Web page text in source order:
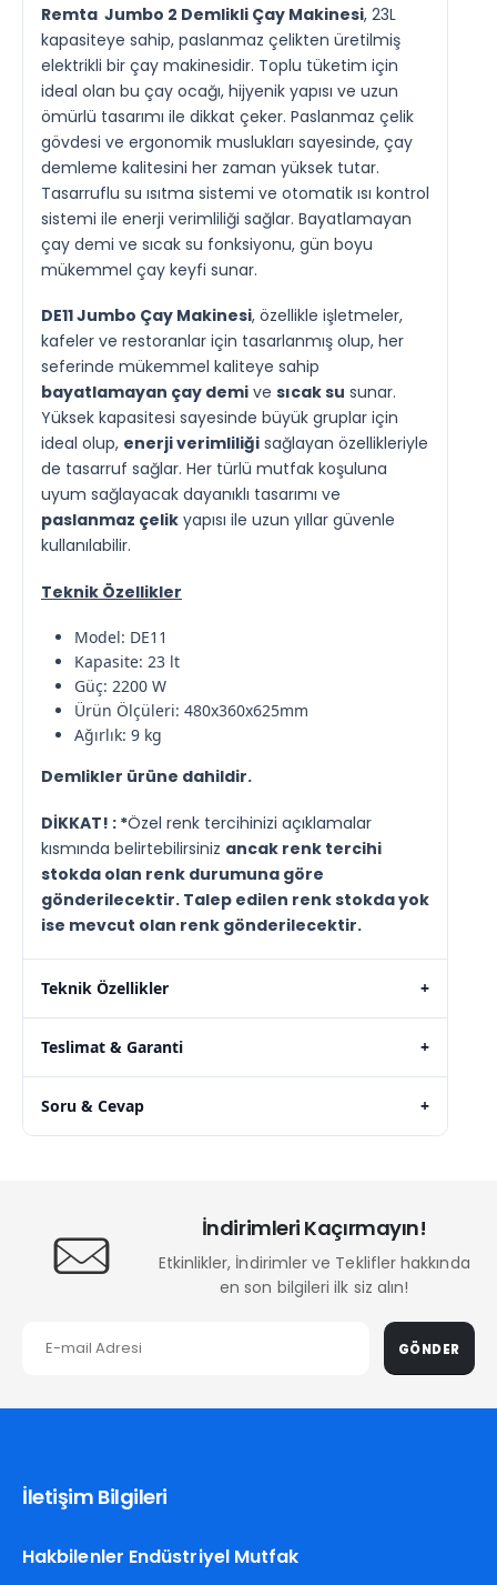
Remta Jumbo 2 Demlikli Çay Makinesi, 23L
kapasiteye sahip, paslanmaz çelikten üretilmiş
elektrikli bir çay makinesidir. Toplu tüketim için
ideal olan bu çay ocağı, hijyenik yapısı ve uzun
ömürlü tasarımı ile dikkat çeker. Paslanmaz çelik
gövdesi ve ergonomik muslukları sayesinde, çay
demleme kalitesini her zaman yüksek tutar.
Tasarruflu su ısıtma sistemi ve otomatik ısı kontrol
sistemi ile enerji verimliliği sağlar. Bayatlamayan
çay demi ve sıcak su fonksiyonu, gün boyu
mükemmel çay keyfi sunar.
DE11 Jumbo Çay Makinesi, özellikle işletmeler,
kafeler ve restoranlar için tasarlanmış olup, her
seferinde mükemmel kaliteye sahip
bayatlamayan çay demi ve sıcak su sunar.
Yüksek kapasitesi sayesinde büyük gruplar için
ideal olup, enerji verimliliği sağlayan özellikleriyle
de tasarruf sağlar. Her türlü mutfak koşuluna
uyum sağlayacak dayanıklı tasarımı ve
paslanmaz çelik yapısı ile uzun yıllar güvenle
kullanılabilir.
Teknik Özellikler
Model: DE11
Kapasite: 23 lt
Güç: 2200 W
Ürün Ölçüleri: 480x360x625mm
Ağırlık: 9 kg
Demlikler ürüne dahildir.
DİKKAT! : *Özel renk tercihinizi açıklamalar
kısmında belirtebilirsiniz ancak renk tercihi
stokda olan renk durumuna göre
gönderilecektir. Talep edilen renk stokda yok
ise mevcut olan renk gönderilecektir.
Teknik Özellikler +
Teslimat & Garanti +
Soru & Cevap +
İndirimleri Kaçırmayın!
Etkinlikler, İndirimler ve Teklifler hakkında
en son bilgileri ilk siz alın!
GÖNDER
İletişim Bilgileri
Hakbilenler Endüstriyel Mutfak